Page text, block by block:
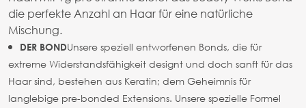
die perfekte Anzahl an Haar für eine natürliche
Mischung.
DER BONDUnsere speziell entworfenen Bonds, die für
extreme Widerstandsfähigkeit designt und doch sanft für das
Haar sind, bestehen aus Keratin; dem Geheimnis für
langlebige pre-bonded Extensions. Unsere spezielle Formel